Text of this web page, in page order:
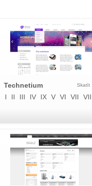
Technetium Skatīt
I II III IV IX V VI VII